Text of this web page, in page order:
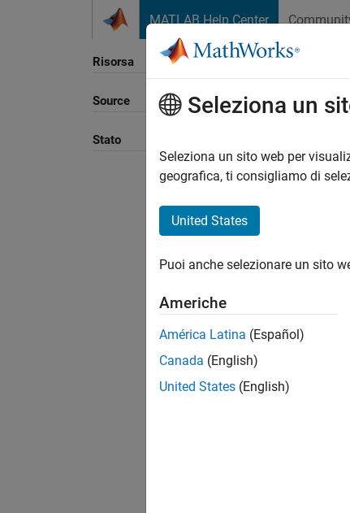
MATLAB Help Center
Risorsa
Source
Stato
Seleziona un
Seleziona un sito web per
geografica, ti consigliamo di
United States
Puoi anche selezionare un sito
Americhe
América Latina (Español)
Canada (English)
United States (English)